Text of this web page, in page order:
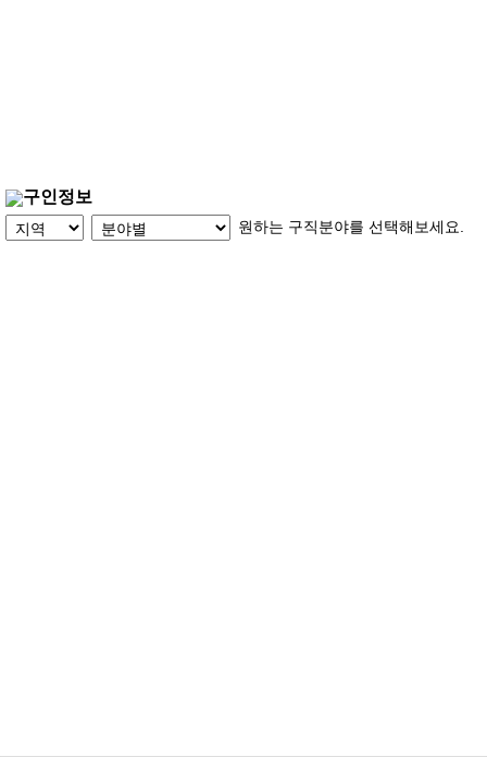
구인정보
원하는 구직분야를 선택해보세요.